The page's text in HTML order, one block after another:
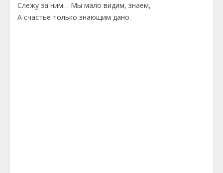
Слежу за ним… Мы мало видим, знаем,
А счастье только знающим дано.